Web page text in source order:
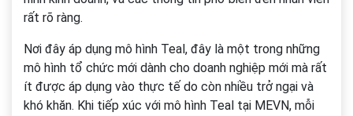
rất rõ ràng.
Nơi đây áp dụng mô hình Teal, đây là một trong những
mô hình tổ chức mới dành cho doanh nghiệp mới mà rất
ít được áp dụng vào thực tế do còn nhiều trở ngại và
khó khăn. Khi tiếp xúc với mô hình Teal tại MEVN, mỗi